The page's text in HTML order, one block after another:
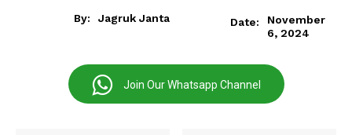
By: Jagruk Janta Date:
November
6, 2024
Join Our Whatsapp Channel